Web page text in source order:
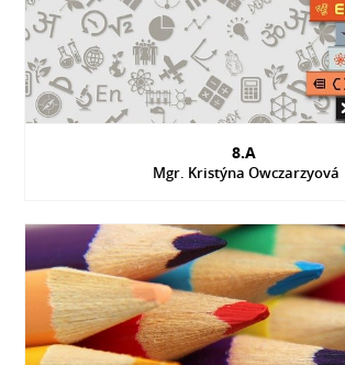
8.A
Mgr. Kristýna Owczarzyová